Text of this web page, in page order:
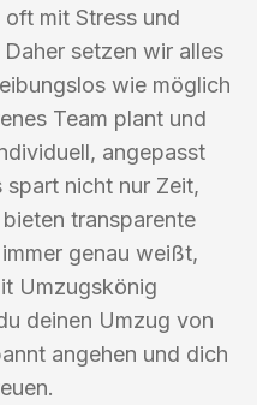
mit Stress und
setzen wir alles
wie möglich
Team plant und
angepasst
spart nicht nur Zeit,
transparente
genau weißt,
Umzugskönig
deinen Umzug von
angehen und dich